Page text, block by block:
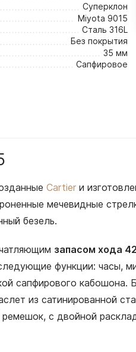
Суперклон
Miyota 9015
Сталь 316L
Без покрытия
35 мм
Сапфировое
Cartier и
мечевидные
безель.
запасом хода
функции: часы,
сапфирового
из сатинированной
с двойной